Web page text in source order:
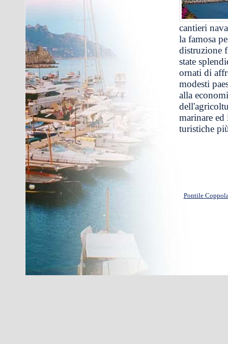
cantieri
la famosa
distruzione
state
ornati di
modesti
alla
marinare
turistiche
Pontile